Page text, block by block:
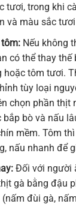
tươi, trong khi
và màu sắc
Nếu không
có thể thay thế
hoặc tôm tươi.
tùy loại
chọn phần thịt
bắp bò và nấu
mềm. Tôm
nấu nhanh để
Đối với người
gà bằng đậu
đùi gà,